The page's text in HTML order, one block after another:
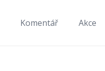
Komentář Akce